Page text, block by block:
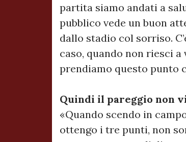
partita siamo andati a
pubblico vede un buon
dallo stadio col sorriso.
caso, quando non riesci
prendiamo questo punto
Quindi il pareggio non
«Quando scendo in
ottengo i tre punti, non